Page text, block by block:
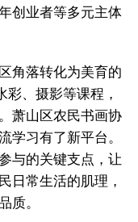
创业者等多元主体
角落转化为美育的
彩、摄影等课程，
萧山区农民书画协
学习有了新平台。
与的关键支点，让
日常生活的肌理，
质。